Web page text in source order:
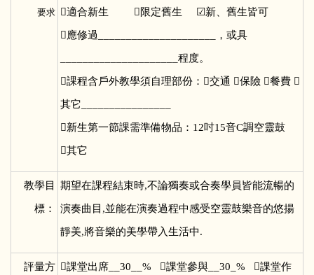
要求 適合新生 限定舊生 ☑新、舊生皆可
應修過_____________________，或具
_____________________程度。
課程含戶外教學須自理部份：交通 保險 餐費 
其它________________
新生第一節課需準備物品：12吋15音C調空靈鼓
其它
教學目
標：
期望在課程結束時,不論獨奏或合奏學員皆能流暢的
演奏曲目,並能在演奏過程中感受空靈鼓樂音的悠揚
靜美,將音樂的美學帶入生活中.
評量方 課堂出席__30__% 課堂參與__30_% 課堂作